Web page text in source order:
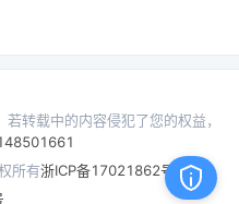
转载中的内容侵犯了您的权益，
所有浙ICP备17021862号